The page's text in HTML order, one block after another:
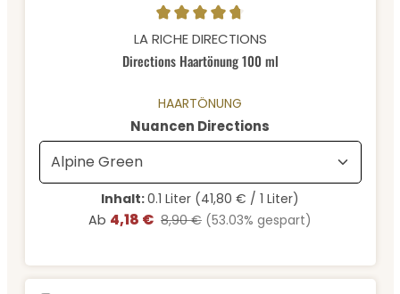
Durchschnittliche Bewertung von 4.71 von 5 Sternen
LA RICHE DIRECTIONS
Directions Haartönung 100 ml
HAARTÖNUNG
Nuancen Directions
Inhalt:0.1 Liter (41,80 € / 1 Liter)
Verkaufspreis:
Ab 4,18 € Regulärer Preis:
8,90 € (53.03% gespart)